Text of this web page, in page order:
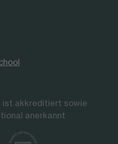
ist akkreditiert sowie
anerkannt